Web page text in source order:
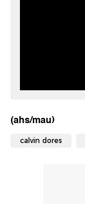
(ahs/mau)
calvin dores